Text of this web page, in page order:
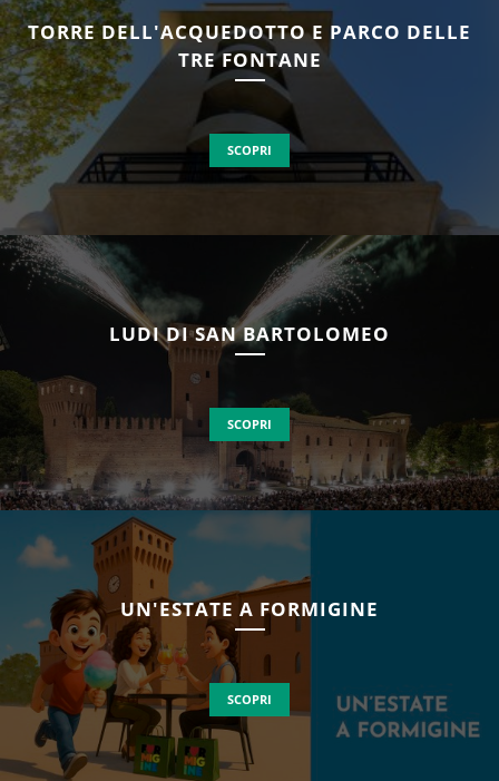
TORRE DELL'ACQUEDOTTO E PARCO DELLE
TRE FONTANE
SCOPRI
LUDI DI SAN BARTOLOMEO
SCOPRI
UN'ESTATE A FORMIGINE
SCOPRI